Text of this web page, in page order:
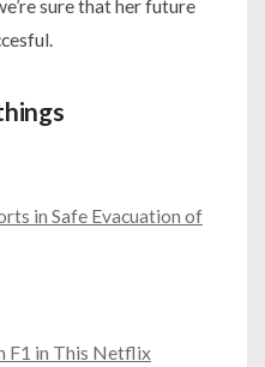
sure that her future
in Safe Evacuation of
F1 in This Netflix